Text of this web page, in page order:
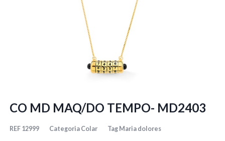
CO MD MAQ/DO TEMPO- MD2403
REF 12999 Categoria Colar Tag Maria dolores